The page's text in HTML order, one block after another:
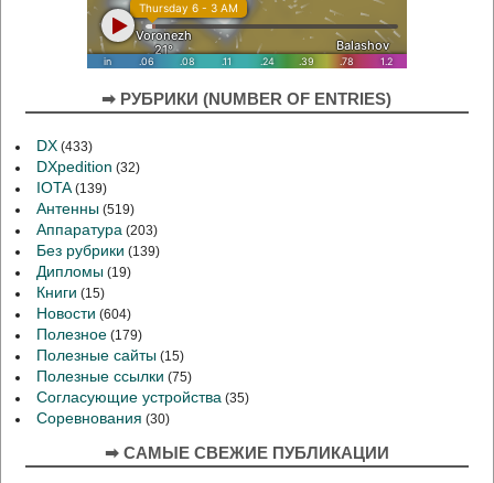
➡ РУБРИКИ (NUMBER OF ENTRIES)
DX (433)
DXpedition (32)
IOTA(139)
Антенны (519)
Аппаратура (203)
Без рубрики (139)
Дипломы (19)
Книги (15)
Новости (604)
Полезное (179)
Полезные сайты (15)
Полезные ссылки (75)
Согласующие устройства (35)
Соревнования (30)
➡ САМЫЕ СВЕЖИЕ ПУБЛИКАЦИИ